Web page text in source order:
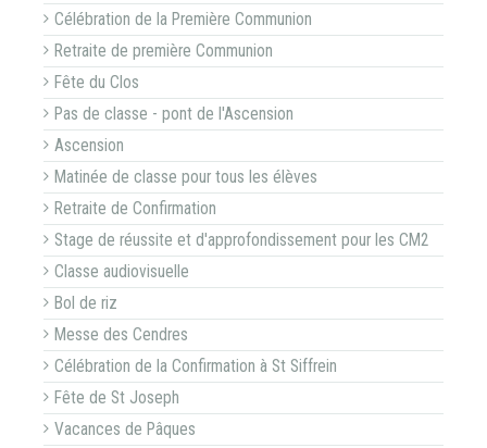
Célébration de la Première Communion
Retraite de première Communion
Fête du Clos
Pas de classe - pont de l'Ascension
Ascension
Matinée de classe pour tous les élèves
Retraite de Confirmation
Stage de réussite et d'approfondissement pour les CM2
Classe audiovisuelle
Bol de riz
Messe des Cendres
Célébration de la Confirmation à St Siffrein
Fête de St Joseph
Vacances de Pâques